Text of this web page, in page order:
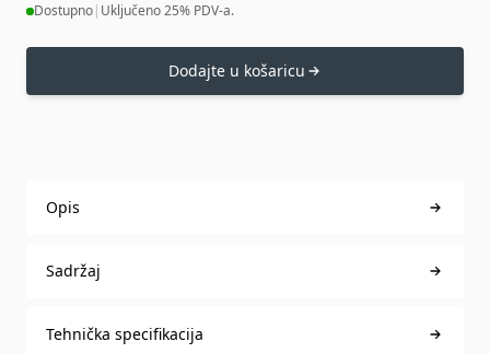
Dostupno| Uključeno 25% PDV-a.
Dodajte u košaricu
Opis
Sadržaj
Tehnička specifikacija